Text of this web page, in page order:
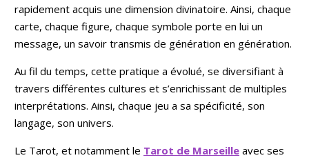
rapidement acquis une dimension divinatoire. Ainsi, chaque
carte, chaque figure, chaque symbole porte en lui un
message, un savoir transmis de génération en génération.
Au fil du temps, cette pratique a évolué, se diversifiant à
travers différentes cultures et s’enrichissant de multiples
interprétations. Ainsi, chaque jeu a sa spécificité, son
langage, son univers.
Le Tarot, et notamment le Tarot de Marseille avec ses